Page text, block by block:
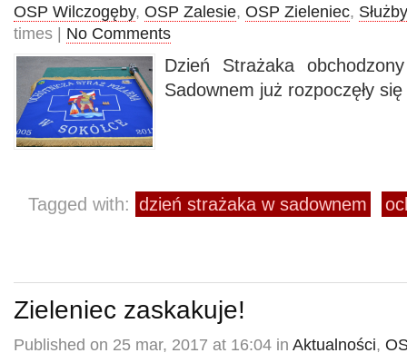
OSP Wilczogęby, OSP Zalesie, OSP Zieleniec, Służby
times | No Comments
Dzień Strażaka
Sadownem już rozpoczęły
Tagged with: dzień strażaka w sadownem
Zieleniec zaskakuje!
Published on 25 mar, 2017 at 16:04 in Aktualności,